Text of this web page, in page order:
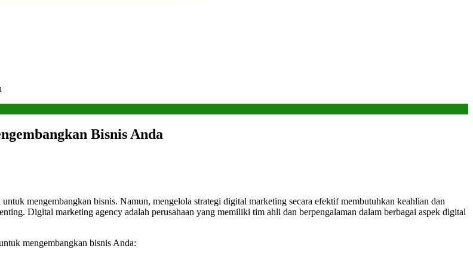
Bisnis Anda
mengembangkan bisnis. Namun, mengelola strategi digital marketing secara efektif membutuhkan keahlian dan
Digital marketing agency adalah perusahaan yang memiliki tim ahli dan berpengalaman dalam berbagai aspek digital
mengembangkan bisnis Anda: